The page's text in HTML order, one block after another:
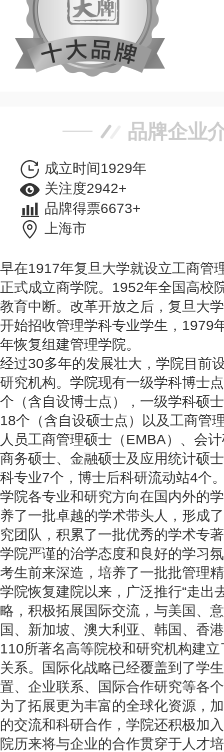
品牌企业
成立时间1929年
关注度2942+
品牌得票6673+
上海市
早在1917年复旦大学就设立工商管
正式成立商学院。1952年全国高校
教育中断。改革开放之后，复旦大
开始招收管理学科专业学生，1979
年恢复组建管理学院。
经过30多年的发展壮大，学院目前
研究机构。学院现有一级学科博士
个（含自设博士点），一级学科硕
18个（含自设硕士点）以及工商管
人员工商管理硕士（EMBA）、会
商务硕士、金融硕士及应用统计硕
科专业7个，博士后科研流动站4个
学院各专业和研究方向在国内外的
养了一批卓越的学术带头人，形成
究团队，积累了一批优秀的学术专
学院严谨的治学态度和良好的学习
考生前来深造，培养了一批批管理
学院恢复建院以来，广泛推行“走出
略，积极拓展国际交流，与美国、
国、新加坡、澳大利亚、韩国、香
110所著名高等院校和研究机构建
关系。国际化战略已经覆盖到了学
置、企业联系、国际合作研究等各
为了拓展更为丰富的全球化资源，
的交流和科研合作，学院还积极加
院历来将与企业的合作贯穿于人才